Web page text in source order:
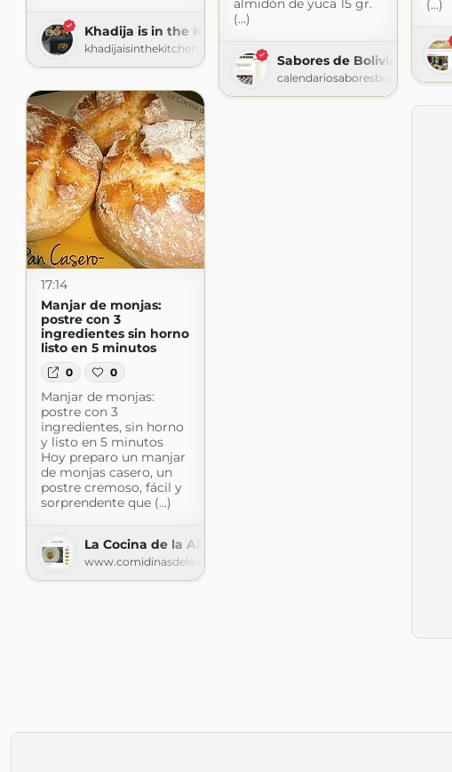
Khadija is in the Kitchen
khadijaisinthekitchen.blogspot.com
almidón de yuca 15 gr.
(...)
Sabores de Bolivia »
calendariosaboresbolivia.com
(...)
17:14
Manjar de monjas:
postre con 3
ingredientes sin horno
listo en 5 minutos
0 0
Manjar de monjas:
postre con 3
ingredientes, sin horno
y listo en 5 minutos
Hoy preparo un manjar
de monjas casero, un
postre cremoso, fácil y
sorprendente que (...)
La Cocina de la Abuela
www.comidinasdelaabuela.com